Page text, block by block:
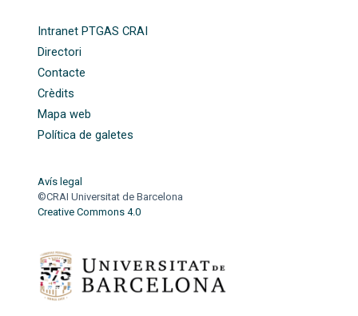
Intranet PTGAS CRAI
Directori
Contacte
Crèdits
Mapa web
Política de galetes
Avís legal
©CRAI Universitat de Barcelona
Creative Commons 4.0